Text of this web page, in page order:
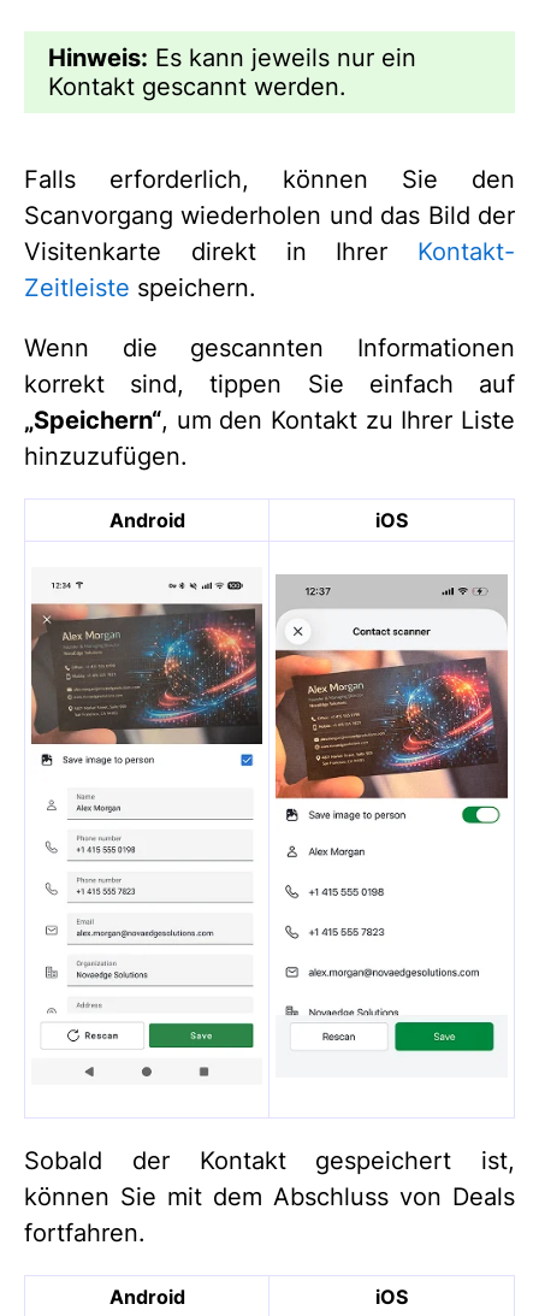
Hinweis: Es kann jeweils nur ein
Kontakt gescannt werden.
Falls erforderlich, können Sie den
Scanvorgang wiederholen und das Bild der
Visitenkarte direkt in Ihrer Kontakt-
Zeitleiste speichern.
Wenn die gescannten Informationen
korrekt sind, tippen Sie einfach auf
„Speichern“, um den Kontakt zu Ihrer Liste
hinzuzufügen.
Android iOS
Sobald der Kontakt gespeichert ist,
können Sie mit dem Abschluss von Deals
fortfahren.
Android iOS